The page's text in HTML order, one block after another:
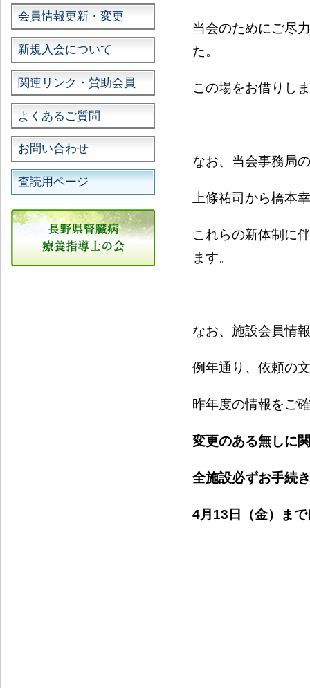
当会のためにご尽
た。
この場をお借りし
なお、当会事務局
上條祐司から橋本
これらの新体制に
ます。
なお、施設会員情
例年通り、依頼の
昨年度の情報をご
変更のある無しに
全施設必ずお手続
4月13日（金）まで
会員情報更新・変更
新規入会について
関連リンク・賛助会員
よくあるご質問
お問い合わせ
査読用ページ